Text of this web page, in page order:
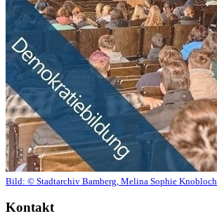
Bild: © Stadtarchiv Bamberg, Melina Sophie Knobloch
Kontakt